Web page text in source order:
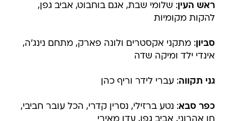
סביון: מתקני אקסטרים ולונה פארק, מתחם נינג'ה,
גני תקווה : עברי לידר וריף כהן
כפר סבא: נטע ברזילי, נסרין קדרי, הכל עובר חביבי,